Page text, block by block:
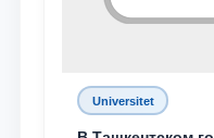
Universitet